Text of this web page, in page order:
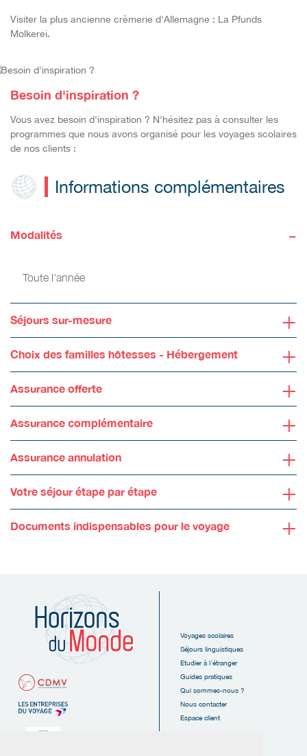
Visiter la plus ancienne crèmerie d'Allemagne : La Pfunds
Molkerei.
Besoin d'inspiration ?
Vous avez besoin d'inspiration ? N'hésitez pas à consulter les
programmes que nous avons organisé pour les voyages scolaires
de nos clients :
Informations complémentaires
Modalités -
Toute l'année
Séjours sur-mesure +
Choix des familles hôtesses - Hébergement +
Assurance offerte +
Assurance complémentaire +
Assurance annulation +
Votre séjour étape par étape +
Documents indispensables pour le voyage +
Voyages scolaires
Séjours linguistiques
Etudier à l'étranger
Guides pratiques
Qui sommes-nous ?
Nous contacter
Espace client